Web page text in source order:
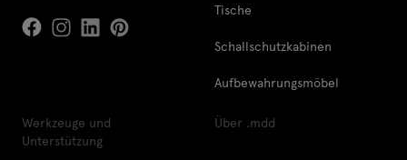
Tische
Schallschutzkabinen
Aufbewahrungsmöbel
Werkzeuge und
Unterstützung
Über .mdd